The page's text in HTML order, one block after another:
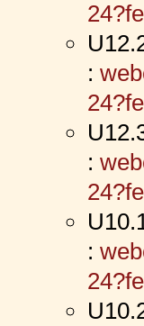
:
:
: